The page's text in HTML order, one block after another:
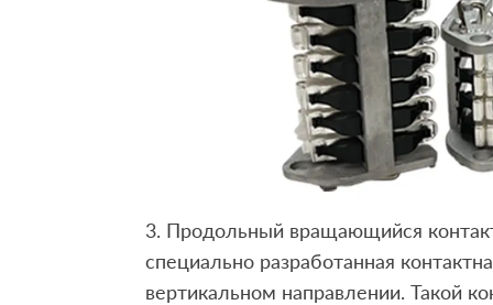
3. Продольный вращающийся
специально разработанная
вертикальном направлении. Такой